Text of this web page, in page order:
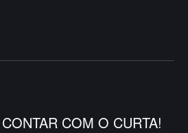
COM O CURTA!